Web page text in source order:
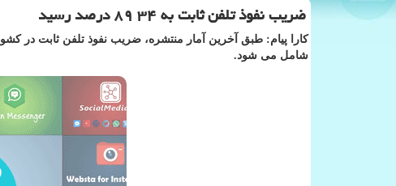
ضریب نفوذ تلفن ثابت به ۳۴ ۸۹ درصد رسید
شامل می شود.